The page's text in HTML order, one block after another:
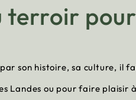
son histoire, sa culture, il
Landes ou pour faire plaisir